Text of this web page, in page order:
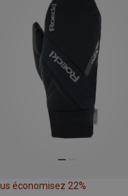
économisez 22%